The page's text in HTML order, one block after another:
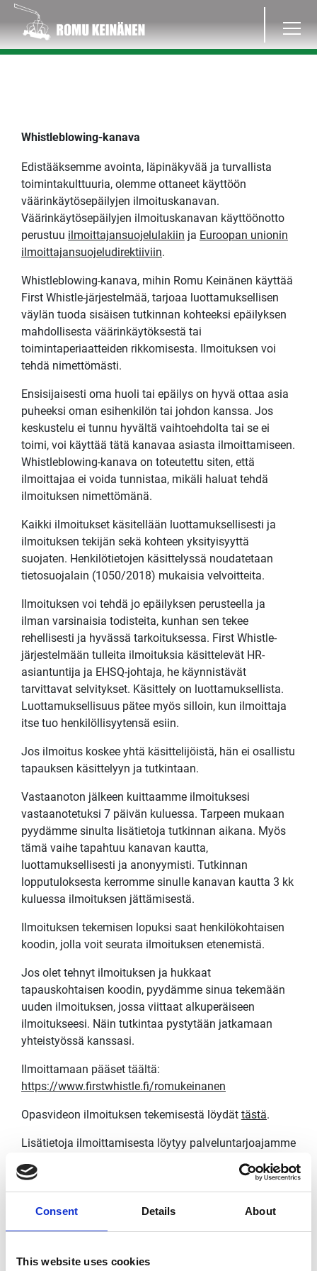
Consent Details About
This website uses cookies
Whistleblowing-kanava
Edistääksemme avointa, läpinäkyvää ja turvallista
toimintakulttuuria, olemme ottaneet käyttöön
väärinkäytösepäilyjen ilmoituskanavan.
Väärinkäytösepäilyjen ilmoituskanavan käyttöönotto
perustuu ilmoittajansuojelulakiin ja Euroopan unionin
ilmoittajansuojeludirektiiviin.
Whistleblowing-kanava, mihin Romu Keinänen käyttää
First Whistle-järjestelmää, tarjoaa luottamuksellisen
väylän tuoda sisäisen tutkinnan kohteeksi epäilyksen
mahdollisesta väärinkäytöksestä tai
toimintaperiaatteiden rikkomisesta. Ilmoituksen voi
tehdä nimettömästi.
Ensisijaisesti oma huoli tai epäilys on hyvä ottaa asia
puheeksi oman esihenkilön tai johdon kanssa. Jos
keskustelu ei tunnu hyvältä vaihtoehdolta tai se ei
toimi, voi käyttää tätä kanavaa asiasta ilmoittamiseen.
Whistleblowing-kanava on toteutettu siten, että
ilmoittajaa ei voida tunnistaa, mikäli haluat tehdä
ilmoituksen nimettömänä.
Kaikki ilmoitukset käsitellään luottamuksellisesti ja
ilmoituksen tekijän sekä kohteen yksityisyyttä
suojaten. Henkilötietojen käsittelyssä noudatetaan
tietosuojalain (1050/2018) mukaisia velvoitteita.
Ilmoituksen voi tehdä jo epäilyksen perusteella ja
ilman varsinaisia todisteita, kunhan sen tekee
rehellisesti ja hyvässä tarkoituksessa. First Whistle-
järjestelmään tulleita ilmoituksia käsittelevät HR-
asiantuntija ja EHSQ-johtaja, he käynnistävät
tarvittavat selvitykset. Käsittely on luottamuksellista.
Luottamuksellisuus pätee myös silloin, kun ilmoittaja
itse tuo henkilöllisyytensä esiin.
Jos ilmoitus koskee yhtä käsittelijöistä, hän ei osallistu
tapauksen käsittelyyn ja tutkintaan.
Vastaanoton jälkeen kuittaamme ilmoituksesi
vastaanotetuksi 7 päivän kuluessa. Tarpeen mukaan
pyydämme sinulta lisätietoja tutkinnan aikana. Myös
tämä vaihe tapahtuu kanavan kautta,
luottamuksellisesti ja anonyymisti. Tutkinnan
lopputuloksesta kerromme sinulle kanavan kautta 3 kk
kuluessa ilmoituksen jättämisestä.
Ilmoituksen tekemisen lopuksi saat henkilökohtaisen
koodin, jolla voit seurata ilmoituksen etenemistä.
Jos olet tehnyt ilmoituksen ja hukkaat
tapauskohtaisen koodin, pyydämme sinua tekemään
uuden ilmoituksen, jossa viittaat alkuperäiseen
ilmoitukseesi. Näin tutkintaa pystytään jatkamaan
yhteistyössä kanssasi.
Ilmoittamaan pääset täältä:
https://www.firstwhistle.fi/romukeinanen
Opasvideon ilmoituksen tekemisestä löydät tästä.
Lisätietoja ilmoittamisesta löytyy palveluntarjoajamme
https://www.juuriharja.fi/whistleblowing-ilmoittajalle-
faq
väärinkäytöksistä oikeuskanslerin keskitetylle